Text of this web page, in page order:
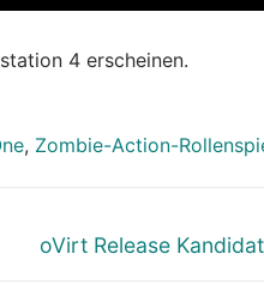
4 erscheinen.
, Zombie-Action-
Nächster
oVirt Release